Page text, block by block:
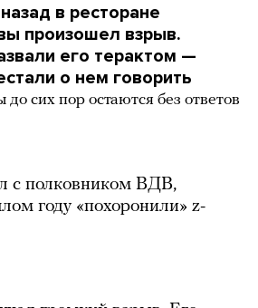
в ресторане
произошел взрыв.
его терактом —
о нем говорить
сих пор остаются без ответов
с полковником ВДВ,
году «похоронили» z-